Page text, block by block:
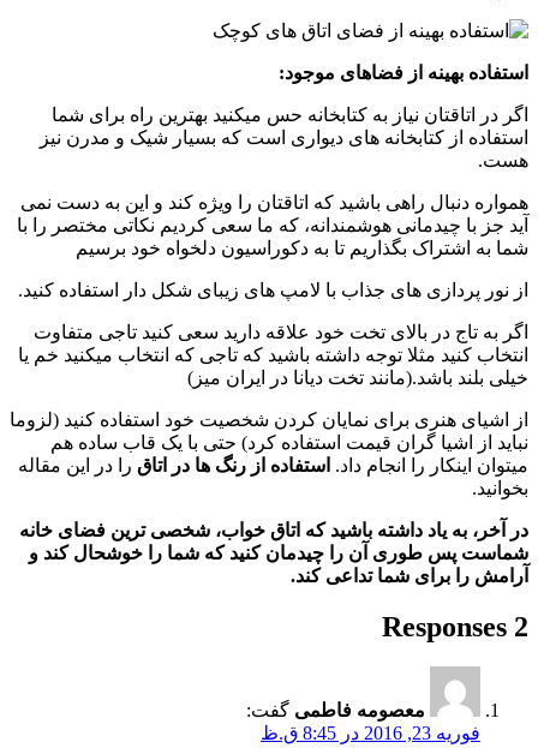
استفاده بهینه از فضاهای موجود:
اگر در اتاقتان نیاز به کتابخانه حس میکنید بهترین راه برای شما
استفاده از کتابخانه های دیواری است که بسیار شیک و مدرن نیز
هست.
همواره دنبال راهی باشید که اتاقتان را ویژه کند و این به دست نمی
آید جز با چیدمانی هوشمندانه، که ما سعی کردیم نکاتی مختصر را با
شما به اشتراک بگذاریم تا به دکوراسیون دلخواه خود برسیم
از نور پردازی های جذاب با لامپ های زیبای شکل دار استفاده کنید.
اگر به تاج در بالای تخت خود علاقه دارید سعی کنید تاجی متفاوت
انتخاب کنید مثلا توجه داشته باشید که تاجی که انتخاب میکنید خم یا
خیلی بلند باشد.(مانند تخت دیانا در ایران میز)
از اشیای هنری برای نمایان کردن شخصیت خود استفاده کنید (لزوما
نباید از اشیا گران قیمت استفاده کرد) حتی با یک قاب ساده هم
میتوان اینکار را انجام داد. استفاده از رنگ ها در اتاق را در این مقاله
بخوانید.
در آخر، به یاد داشته باشید که اتاق خواب، شخصی ترین فضای خانه
شماست پس طوری آن را چیدمان کنید که شما را خوشحال کند و
آرامش را برای شما تداعی کند.
2 Responses
معصومه فاطمی گفت:
فوریه 23, 2016 در 8:45 ق.ظ